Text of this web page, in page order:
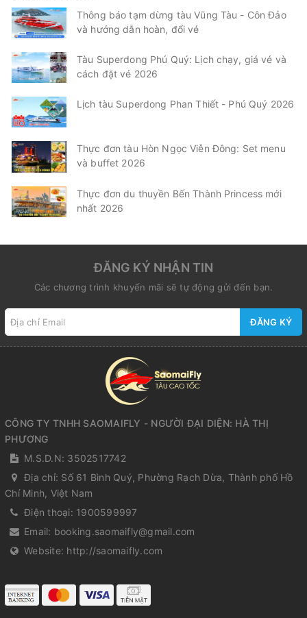
Thông báo tạm dừng tàu Vũng Tàu - Côn Đảo
và hướng dẫn hoàn, đổi vé
Tàu Superdong Phú Quý: Lịch chạy, giá vé và
cách đặt vé 2026
Lịch tàu Superdong Phan Thiết - Phú Quý 2026
Thực đơn tàu Hòn Ngọc Viễn Đông: Set menu
và buffet 2026
Thực đơn du thuyền Bến Thành Princess mới
nhất 2026
ĐĂNG KÝ NHẬN TIN
Các chương trình khuyến mãi sẽ tự động gửi đến bạn.
ĐĂNG KÝ
CÔNG TY TNHH SAOMAIFLY - NGƯỜI ĐẠI DIỆN: HÀ THỊ
PHƯƠNG
M.S.D.N: 3502517742
Địa chỉ: Số 61 Bình Quý, Phường Rạch Dừa, Thành phố Hồ
Chí Minh, Việt Nam
Điện thoại: 1900599997
Email: booking.saomaifly@gmail.com
Website: http://saomaifly.com